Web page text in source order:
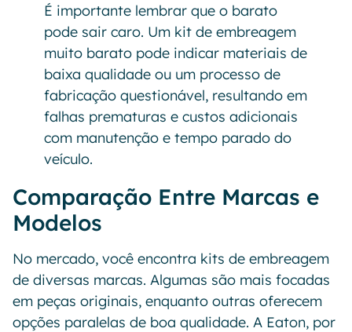
É importante lembrar que o barato
pode sair caro. Um kit de embreagem
muito barato pode indicar materiais de
baixa qualidade ou um processo de
fabricação questionável, resultando em
falhas prematuras e custos adicionais
com manutenção e tempo parado do
veículo.
Comparação Entre Marcas e
Modelos
No mercado, você encontra kits de embreagem
de diversas marcas. Algumas são mais focadas
em peças originais, enquanto outras oferecem
opções paralelas de boa qualidade. A Eaton, por